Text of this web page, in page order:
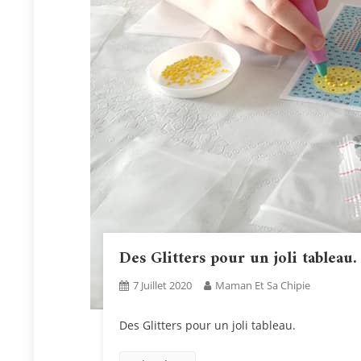
Des Glitters pour un joli tableau.
7 Juillet 2020 Maman Et Sa Chipie
Des Glitters pour un joli tableau.